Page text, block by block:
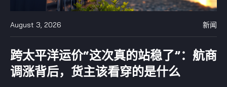
August 3, 2026 新闻
跨太平洋运价“这次真的站稳了”：航商
调涨背后，货主该看穿的是什么